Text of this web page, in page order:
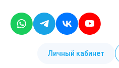
Личный кабинет